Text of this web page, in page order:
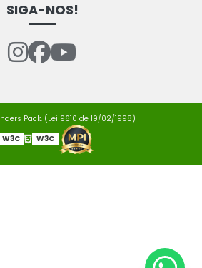
SIGA-NOS!
Pack. (Lei 9610 de 19/02/1998)
W3C
W3C